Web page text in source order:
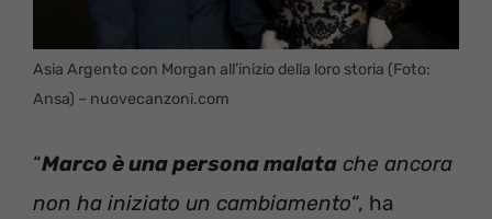
Asia Argento con Morgan all’inizio della loro storia (Foto:
Ansa) – nuovecanzoni.com
“Marco è una persona malata che ancora
non ha iniziato un cambiamento“, ha